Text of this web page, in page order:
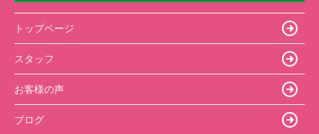
トップページ
スタッフ
お客様の声
ブログ